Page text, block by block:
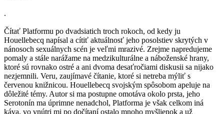
.
Čítať Platformu po dvadsiatich troch rokoch, od kedy ju
Houellebecq napísal a cítiť aktuálnosť jeho posolstiev skrytých v
nánosoch sexuálnych scén je veľmi mrazivé. Zrejme napredujeme
pomaly a stále narážame na medzikulturálne a náboženské hrany,
ktoré sú rovnako ostré a ani dvoma desaťročiami diskusii sa nijako
nezjemnili. Veru, zaujímavé čítanie, ktoré si netreba mýliť s
červenou knižnicou. Houellebecq svojským spôsobom apeluje na
dôležité témy. Autor si ma postupne omotáva okolo prsta, jeho
Serotonín ma úprimne nenadchol, Platforma je však celkom iná
káva, vo vnútri mi po dočítaní ostalo mnoho myšlienok a už